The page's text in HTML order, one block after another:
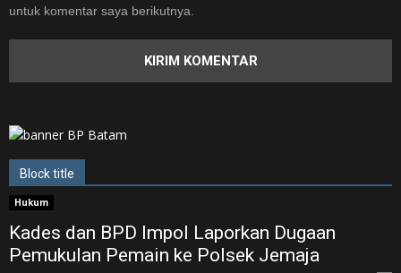
untuk komentar saya berikutnya.
Block title
Hukum
Kades dan BPD Impol Laporkan Dugaan
Pemukulan Pemain ke Polsek Jemaja